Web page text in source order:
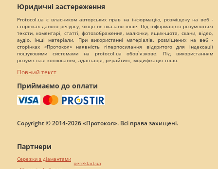
Юридичні застереження
Protocol.ua є власником авторських прав на інформацію, розміщену на веб -
сторінках даного ресурсу, якщо не вказано інше. Під інформацією розуміються
тексти, коментарі, статті, фотозображення, малюнки, ящик-шота, скани, відео,
аудіо, інші матеріали. При використанні матеріалів, розміщених на веб -
сторінках «Протокол» наявність гіперпосилання відкритого для індексації
пошуковими системами на protocol.ua обов`язкове. Під використанням
розуміється копіювання, адаптація, рерайтинг, модифікація тощо.
Повний текст
Приймаємо до оплати
Copyright © 2014-2026 «Протокол». Всі права захищені.
Партнери
Сережки з діамантами
pereklad.ua